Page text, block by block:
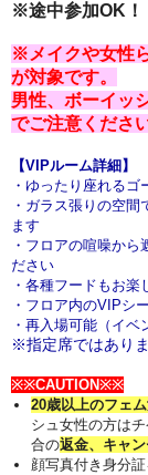
※途中参加OK！
※メイクや女性
が対象です。
男性、ボーイッ
でご注意ください
【VIPルーム詳細】
・ゆったり座れる
・ガラス張りの空
ます
・フロアの喧噪か
ださい
・各種フードもお
・フロア内のVIPシ
・再入場可能（イベ
※指定席ではあり
※※CAUTION※※
20歳以上のフェ
シュ女性の方は
合の返金、キャ
顔写真付き身分